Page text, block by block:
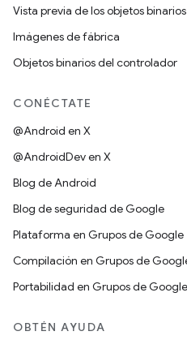
Vista previa de los objetos binarios
Imágenes de fábrica
Objetos binarios del controlador
CONÉCTATE
@Android en X
@AndroidDev en X
Blog de Android
Blog de seguridad de Google
Plataforma en Grupos de Google
Compilación en Grupos de
Portabilidad en Grupos de Google
OBTÉN AYUDA